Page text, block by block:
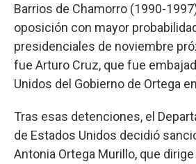
Barrios de Chamorro (1990-
oposición con mayor
presidenciales de noviembre
fue Arturo Cruz, que fue
Unidos del Gobierno de Ortega
Tras esas detenciones, el
de Estados Unidos decidió
Antonia Ortega Murillo, que